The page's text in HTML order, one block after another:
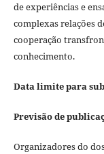
de experiências e
complexas relações
cooperação
conhecimento.
Data limite para
Previsão de
Organizadores do